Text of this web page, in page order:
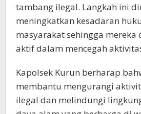
tambang ilegal. Langkah ini
meningkatkan kesadaran
masyarakat sehingga mereka
aktif dalam mencegah
Kapolsek Kurun berharap
membantu mengurangi
ilegal dan melindungi